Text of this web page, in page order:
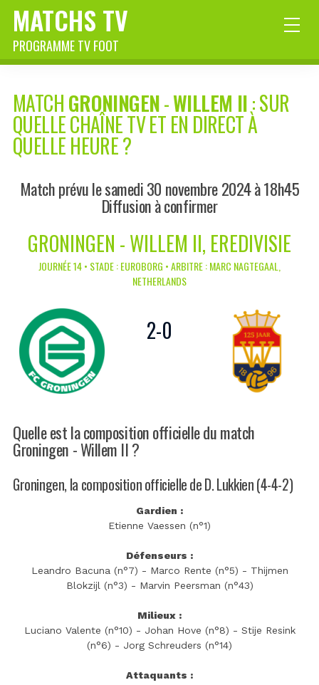
MATCHS TV
PROGRAMME TV FOOT
MATCHGRONINGEN-WILLEM II: SUR
QUELLE CHAÎNE TV ET EN DIRECT À
QUELLE HEURE ?
Match prévu le samedi 30 novembre 2024 à 18h45
Diffusion à confirmer
GRONINGEN - WILLEM II, EREDIVISIE
JOURNÉE 14 • STADE : EUROBORG • ARBITRE : MARC NAGTEGAAL,
NETHERLANDS
2-0
Quelle est la composition officielle du match
Groningen - Willem II ?
Groningen, la composition officielle de D. Lukkien (4-4-2)
Gardien :
Etienne Vaessen (n°1)
Défenseurs :
Leandro Bacuna (n°7) - Marco Rente (n°5) - Thijmen
Blokzijl (n°3) - Marvin Peersman (n°43)
Milieux :
Luciano Valente (n°10) - Johan Hove (n°8) - Stije Resink
(n°6) - Jorg Schreuders (n°14)
Attaquants :